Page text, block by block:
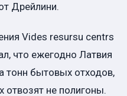
Дрейлини.
Vides resursu centrs
что ежегодно Латвия
тонн бытовых отходов,
отвозят не полигоны.